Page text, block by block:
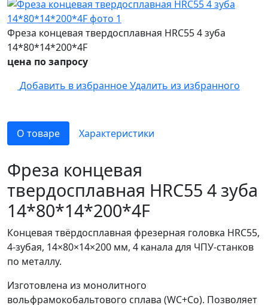
Фреза концевая твердосплавная HRC55 4 зуба
14*80*14*200*4F
цена по запросу
Добавить в избранноеУдалить из избранного
О товаре Характеристики
Фреза концевая
твердосплавная HRC55 4 зуба
14*80*14*200*4F
Концевая твёрдосплавная фрезерная головка HRC55,
4-зубая, 14×80×14×200 мм, 4 канала для ЧПУ-станков
по металлу.
Изготовлена из монолитного
вольфрамокобальтового сплава (WC+Co). Позволяет